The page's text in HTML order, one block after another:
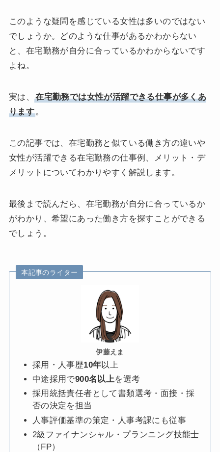
このような疑問を感じている女性は多いのではない
でしょうか。どのような仕事があるかわからない
と、在宅勤務が自分に合っているかわからないです
よね。
実は、在宅勤務では女性が活躍できる仕事が多くあ
ります。
この記事では、在宅勤務と似ている働き方の違いや
女性が活躍できる在宅勤務の仕事例、メリット・デ
メリットについてわかりやすく解説します。
最後まで読んだら、在宅勤務が自分に合っているか
がわかり、希望にあった働き方を探すことができる
でしょう。
本記事のライター
伊藤えま
採用・人事歴10年以上
中途採用で900名以上を選考
採用統括責任者として書類選考・面接・採
否の決定を担当
人事評価基準の策定・人事考課にも従事
2級ファイナンシャル・プランニング技能士
（FP）